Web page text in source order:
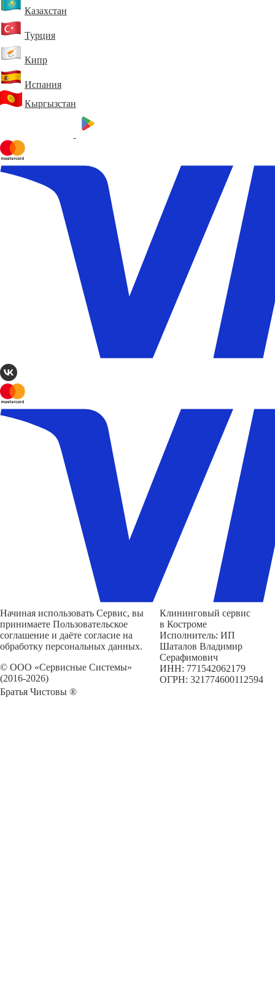
Казахстан
Турция
Кипр
Испания
Кыргызстан
Начиная использовать Сервис, вы
принимаете Пользовательское
соглашение и даёте согласие на
обработку персональных данных.
© ООО «Сервисные Системы»
(2016-2026)
Братья Чистовы ®
Клининговый сервис
в Костроме
Исполнитель: ИП
Шаталов Владимир
Серафимович
ИНН: 771542062179
ОГРН: 321774600112594